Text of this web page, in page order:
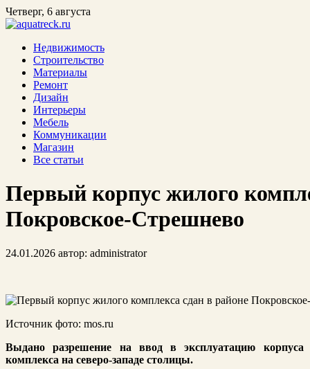
Четверг, 6 августа
Недвижимость
Строительство
Материалы
Ремонт
Дизайн
Интерьеры
Мебель
Коммуникации
Магазин
Все статьи
Первый корпус жилого
Покровское-Стрешнево
24.01.2026 автор: administrator
Источник фото: mos.ru
Выдано разрешение на ввод в эксплуатацию корпуса
комплекса на северо-западе столицы.